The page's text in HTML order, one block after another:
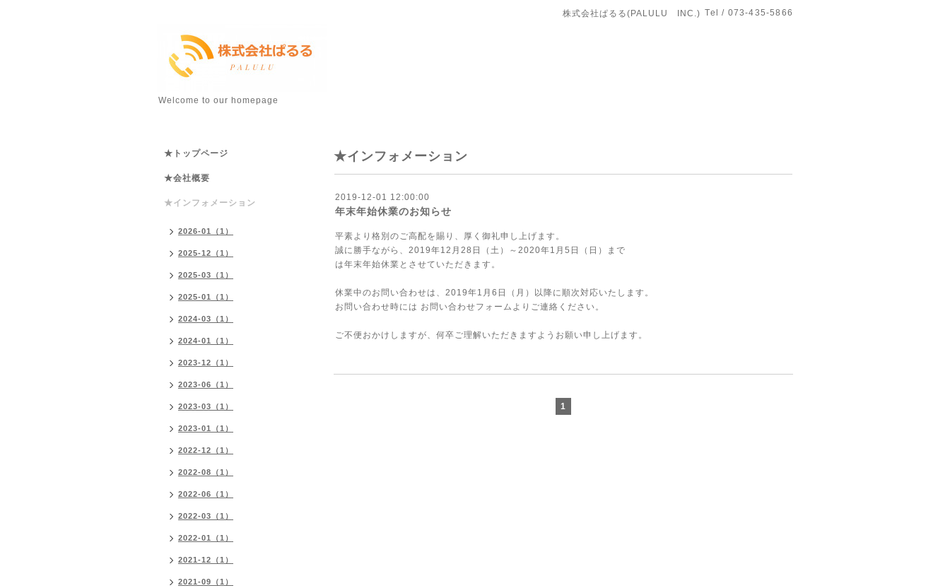
株式会社ぱるる(PALULU INC.) Tel / 073-435-5866
Welcome to our homepage
★インフォメーション
2019-12-01 12:00:00
年末年始休業のお知らせ
平素より格別のご高配を賜り、厚く御礼申し上げます。
誠に勝手ながら、2019年12月28日（土）～2020年1月5日（日）まで
は年末年始休業とさせていただきます。
休業中のお問い合わせは、2019年1月6日（月）以降に順次対応いたします。
お問い合わせ時には お問い合わせフォームよりご連絡ください。
ご不便おかけしますが、何卒ご理解いただきますようお願い申し上げます。
1
★トップページ
★会社概要
★インフォメーション
2026-01（1）
2025-12（1）
2025-03（1）
2025-01（1）
2024-03（1）
2024-01（1）
2023-12（1）
2023-06（1）
2023-03（1）
2023-01（1）
2022-12（1）
2022-08（1）
2022-06（1）
2022-03（1）
2022-01（1）
2021-12（1）
2021-09（1）